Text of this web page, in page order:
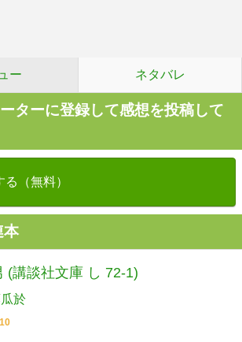
ー ネタバレ
ターに登録して感想を投稿して
（無料）
本
(講談社文庫 し 72-1)
於